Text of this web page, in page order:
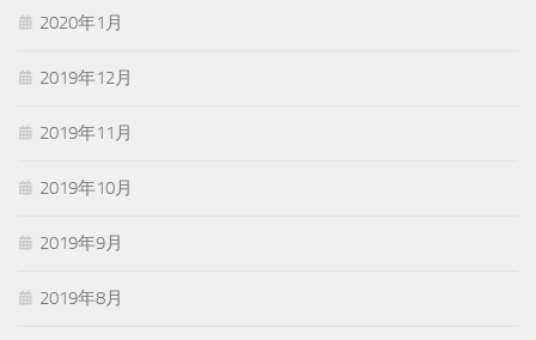
2020年1月
2019年12月
2019年11月
2019年10月
2019年9月
2019年8月